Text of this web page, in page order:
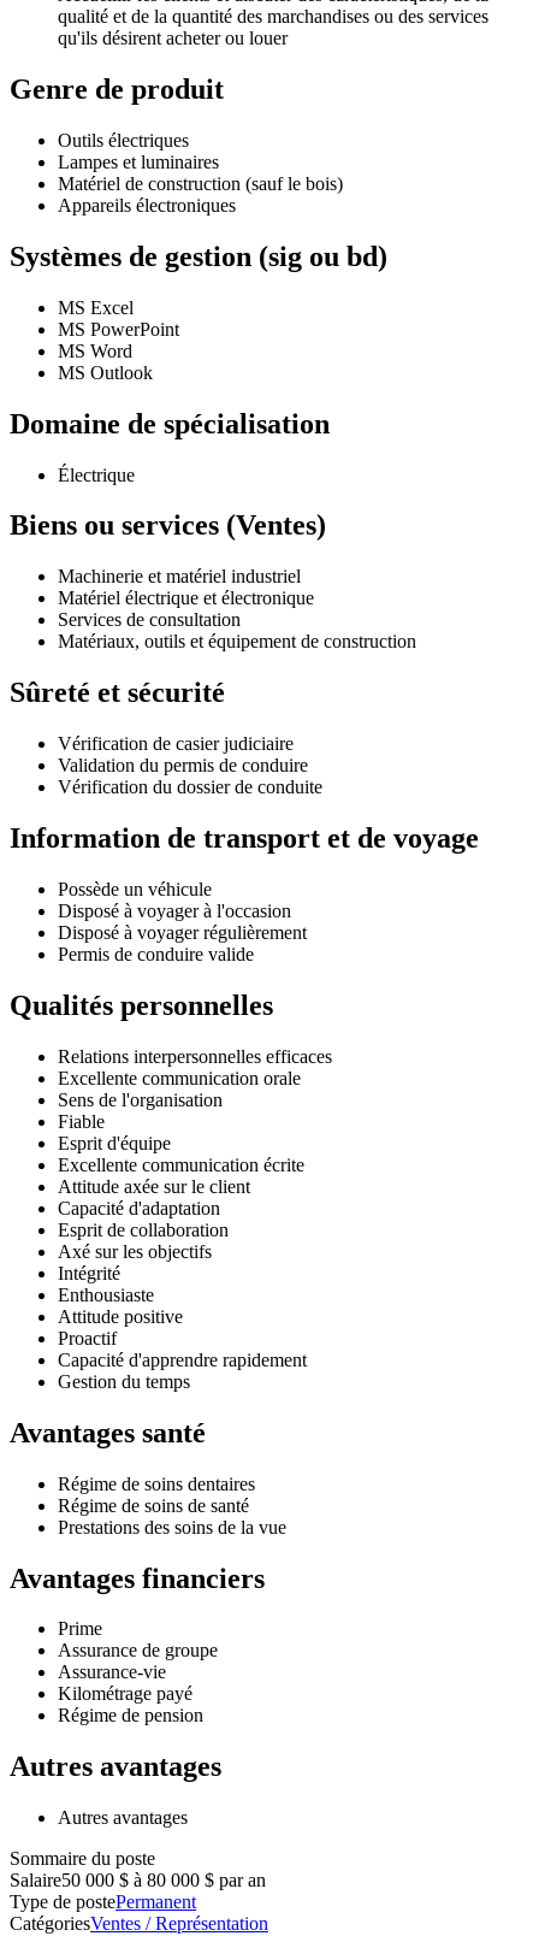
qualité et de la quantité des marchandises ou des services
qu'ils désirent acheter ou louer
Genre de produit
Outils électriques
Lampes et luminaires
Matériel de construction (sauf le bois)
Appareils électroniques
Systèmes de gestion (sig ou bd)
MS Excel
MS PowerPoint
MS Word
MS Outlook
Domaine de spécialisation
Électrique
Biens ou services (Ventes)
Machinerie et matériel industriel
Matériel électrique et électronique
Services de consultation
Matériaux, outils et équipement de construction
Sûreté et sécurité
Vérification de casier judiciaire
Validation du permis de conduire
Vérification du dossier de conduite
Information de transport et de voyage
Possède un véhicule
Disposé à voyager à l'occasion
Disposé à voyager régulièrement
Permis de conduire valide
Qualités personnelles
Relations interpersonnelles efficaces
Excellente communication orale
Sens de l'organisation
Fiable
Esprit d'équipe
Excellente communication écrite
Attitude axée sur le client
Capacité d'adaptation
Esprit de collaboration
Axé sur les objectifs
Intégrité
Enthousiaste
Attitude positive
Proactif
Capacité d'apprendre rapidement
Gestion du temps
Avantages santé
Régime de soins dentaires
Régime de soins de santé
Prestations des soins de la vue
Avantages financiers
Prime
Assurance de groupe
Assurance-vie
Kilométrage payé
Régime de pension
Autres avantages
Autres avantages
Sommaire du poste
Salaire50 000 $ à 80 000 $ par an
Type de postePermanent
CatégoriesVentes / Représentation